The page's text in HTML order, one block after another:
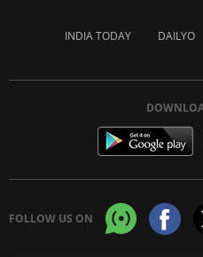
INDIA TODAY DAILYO
FOLLOW US ON